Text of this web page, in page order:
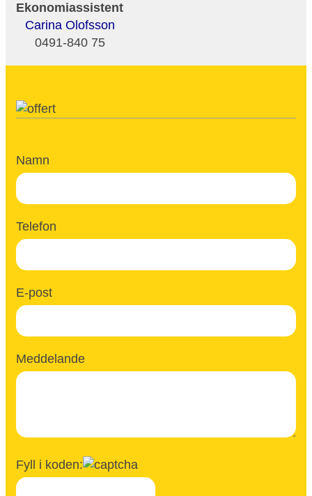
Ekonomiassistent
Carina Olofsson
0491-840 75
Namn
Telefon
E-post
Meddelande
Fyll i koden: